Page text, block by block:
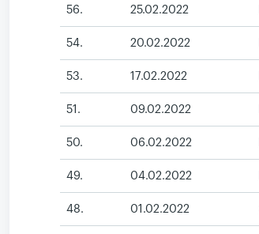
56. 25.02.2022
54. 20.02.2022
53. 17.02.2022
51. 09.02.2022
50. 06.02.2022
49. 04.02.2022
48. 01.02.2022